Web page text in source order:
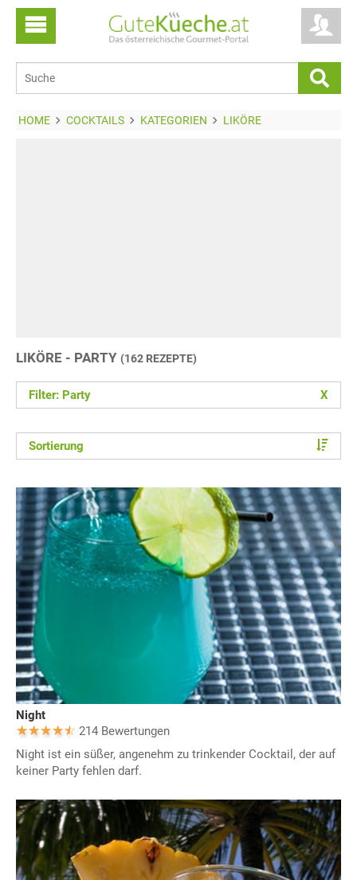
HOME COCKTAILS KATEGORIEN LIKÖRE
LIKÖRE - PARTY (162 REZEPTE)
Filter: Party X
Sortierung
Night
214 Bewertungen
Night ist ein süßer, angenehm zu trinkender Cocktail, der auf
keiner Party fehlen darf.